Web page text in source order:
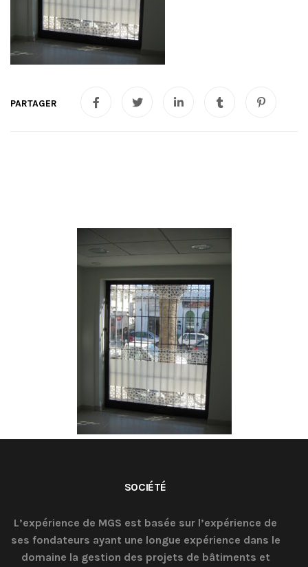
SOCIÉTÉ
L’expérience de MGS est basée sur l’expérience de
ses fondateurs ayant une longue expérience dans le
domaine la gestion des projets de bâtiments et